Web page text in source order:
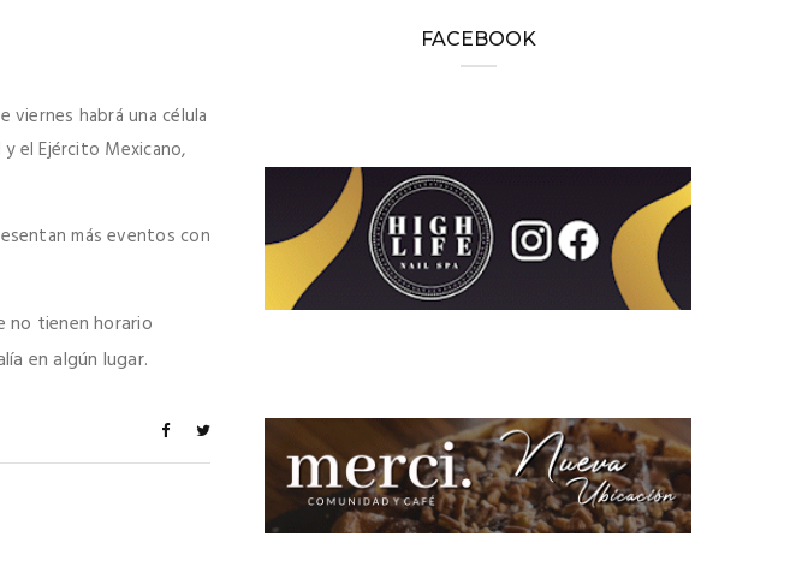
viernes habrá una célula
el Ejército Mexicano,
más eventos con
no tienen horario
en algún lugar.
FACEBOOK